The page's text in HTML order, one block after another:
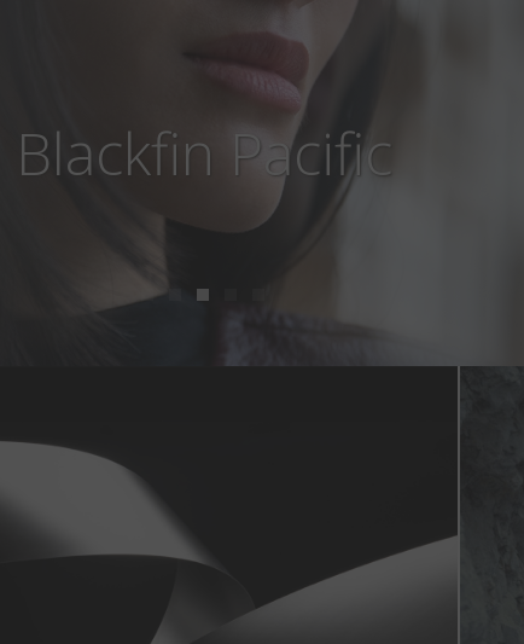
Blackfin Aero Loop